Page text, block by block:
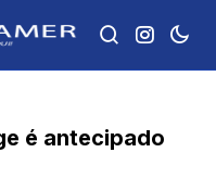
é antecipado